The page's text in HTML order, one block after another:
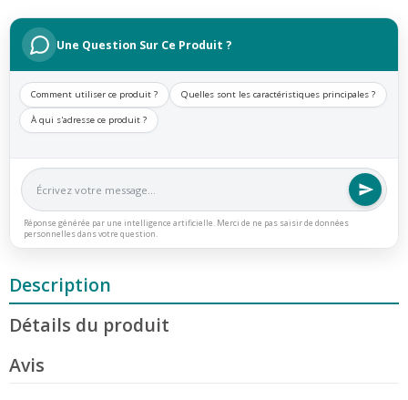
Une Question Sur Ce Produit ?
Comment utiliser ce produit ? Quelles sont les caractéristiques principales ?
À qui s'adresse ce produit ?
Réponse générée par une intelligence artificielle. Merci de ne pas saisir de données
personnelles dans votre question.
Description
Détails du produit
Avis